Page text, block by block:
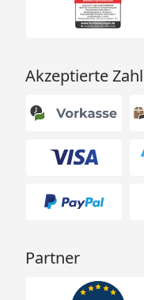
Akzeptierte
Partner